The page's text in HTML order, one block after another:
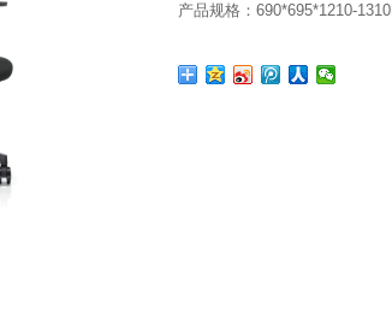
产品规格：690*695*1210-1310